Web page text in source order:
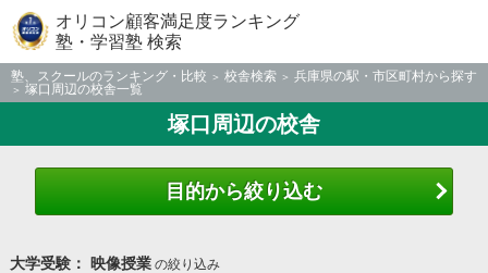
オリコン顧客満足度ランキング
塾・学習塾 検索
塾、スクールのランキング・比較 校舎検索
兵庫県の駅・市区町村から探す
塚口周辺の校舎一覧
塚口周辺の校舎
目的から絞り込む
大学受験： 映像授業の絞り込み